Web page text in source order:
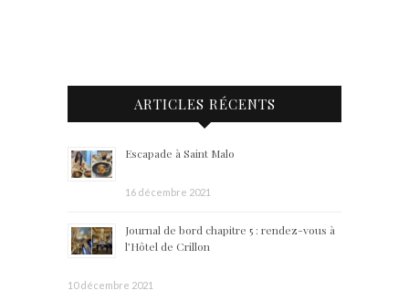
ARTICLES RÉCENTS
Escapade à Saint Malo
16 décembre 2021
Journal de bord chapitre 5 : rendez-vous à
l’Hôtel de Crillon
10 décembre 2021